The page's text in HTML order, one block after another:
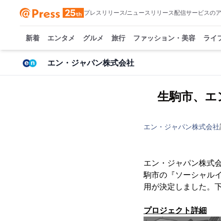
プレスリリース/ニュースリリース配信サービスの
新着 エンタメ グルメ 旅行 ファッション・美容 ライ
エン・ジャパン株式会社
生駒市、エ
エン・ジャパン株式会社
エン・ジャパン株式
駒市の『ソーシャル
用が決定しました。
プロジェクト詳細